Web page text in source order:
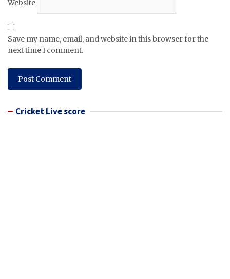
Website
Save my name, email, and website in this browser for the
next time I comment.
Cricket Live score